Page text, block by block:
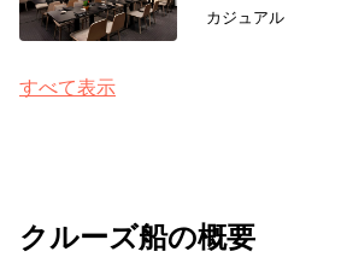
カジュアル
すべて表示
クルーズ船の概要